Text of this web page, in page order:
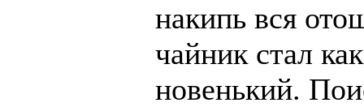
накипь вся
чайник стал как
новенький.